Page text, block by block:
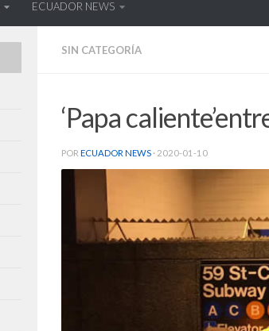
ECUADOR NEWS
SIN CATEGORÍA
‘Papa
POR ECUADOR NEWS · 2020-01-10